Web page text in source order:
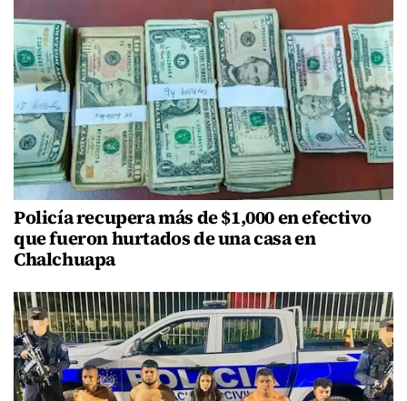
Policía recupera más de $1,000 en efectivo
que fueron hurtados de una casa en
Chalchuapa